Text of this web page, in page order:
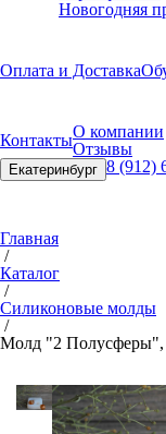
Новогодняя
Оплата и Доставка
КонтактыО компании
Отзывы
Екатеринбург 8 (912)
Главная
/
Каталог
/
Силиконовые молды
/
Молд "2